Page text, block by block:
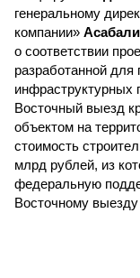
генеральному
компании»
о соответствии
разработанной для
инфраструктурных
Восточный выезд
объектом на
стоимость
млрд рублей, из
федеральную
Восточному выезду